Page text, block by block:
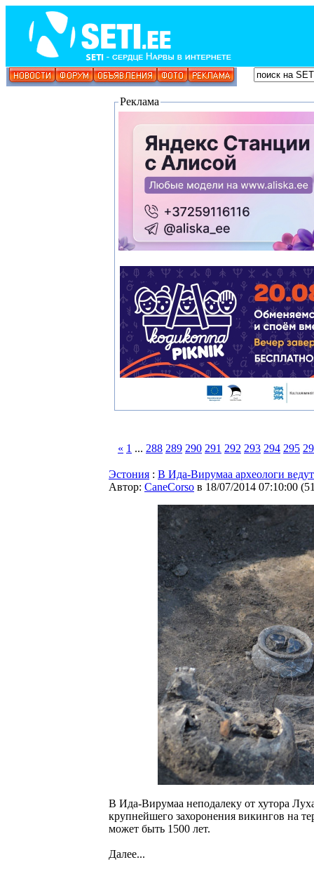
Реклама
« 1 ... 288 289 290 291 292 293 294 295
Эстония : В Ида-Вирумаа археологи
Автор: CaneCorso в 18/07/2014 07:10:00 (
В Ида-Вирумаа неподалеку от хутора
крупнейшего захоронения викингов на
может быть 1500 лет.
Далее...